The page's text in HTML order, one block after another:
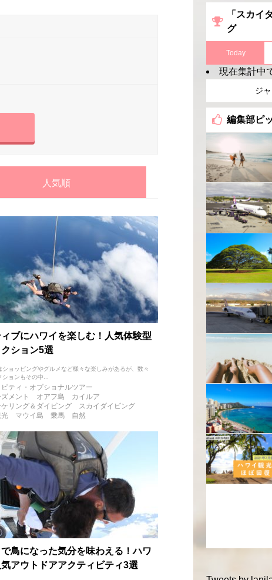
人気順
ブにハワイを楽しむ！人気体験型
ション5選
ショッピングやグルメなど様々な楽しみがあるが、数々
ョンもその中...
ティ・オプショナルツアー
メント
オアフ島
カイルア
リング＆ダイビング
スカイダイビング
マウイ島 乗馬 自然
鳥になった気分を味わえる！ハワ
アウトドアアクティビティ3選
「スカイ
グ
Today
現在集計中
ジ
編集部ピ